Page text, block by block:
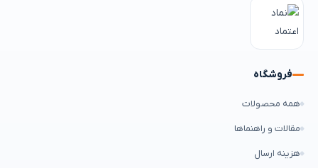
فروشگاه
همه محصولات
مقالات و راهنماها
هزینه ارسال